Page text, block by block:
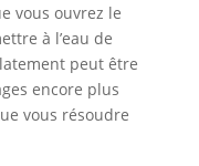
vous ouvrez le
à l’eau de
peut être
encore plus
vous résoudre